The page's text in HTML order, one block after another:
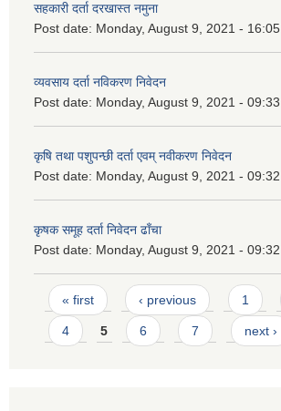
सहकारी दर्ता दरखास्त नमुना
Post date: Monday, August 9, 2021 - 16:05
व्यवसाय दर्ता नविकरण निवेदन
Post date: Monday, August 9, 2021 - 09:33
कृषि तथा पशुपन्छी दर्ता एवम् नवीकरण निवेदन
Post date: Monday, August 9, 2021 - 09:32
कृषक समूह दर्ता निवेदन ढाँचा
Post date: Monday, August 9, 2021 - 09:32
Pages
« first ‹ previous 1
4 5 6 7 next ›